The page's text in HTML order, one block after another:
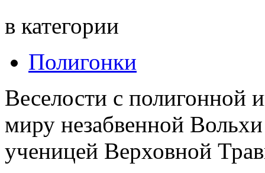
в категории
Полигонки
Веселости с
миру незабвенной
ученицей Верховной